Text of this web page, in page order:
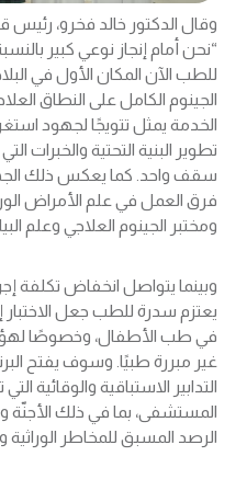
وقال الدكتور خالد فخرو،
“نحن أمام إنجاز نوعي كبير
للطب الآن المكان الأول في
الجينوم الكامل على النطاق
الخدمة يمثل تتويجًا لجهود
تطوير البنية التحتية والخبرات
سقف واحد. كما يعكس ذلك الجهد
فرق العمل في علم الأمراض
ومختبر الجينوم العلاجي وعلم
وبينما يتواصل انخفاض تكلفة
يعتزم سدرة للطب جعل الاختبار
في طب الأطفال، وخصوصًا
غير مبررة طبيًا. وسوف يفتح
التدابير الاستباقية والوقائية
المستشفى، بما في ذلك الأجنّة
الرصد المسبق للمخاطر